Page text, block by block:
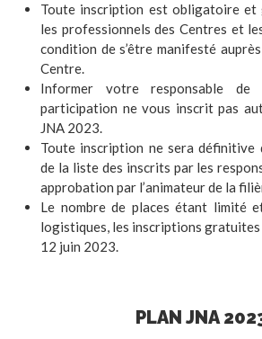
Toute inscription est obligatoire
les professionnels des Centres et
condition de s’être manifesté
Centre.
Informer votre responsable
participation ne vous inscrit pas
JNA 2023.
Toute inscription ne sera définitive
de la liste des inscrits par les
approbation par l’animateur de la
Le nombre de places étant limité
logistiques, les inscriptions
12 juin 2023.
PLAN JNA